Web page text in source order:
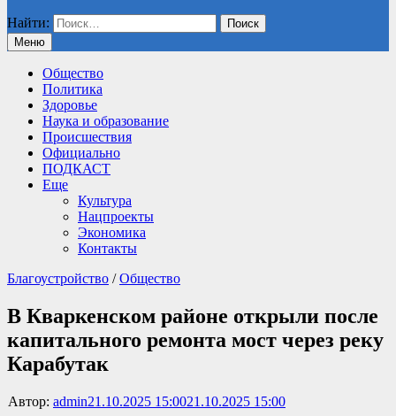
Найти:
Меню
Общество
Политика
Здоровье
Наука и образование
Происшествия
Официально
ПОДКАСТ
Еще
Культура
Нацпроекты
Экономика
Контакты
Благоустройство /Общество
В Кваркенском районе открыли после
капитального ремонта мост через реку
Карабутак
Автор: admin21.10.2025 15:0021.10.2025 15:00